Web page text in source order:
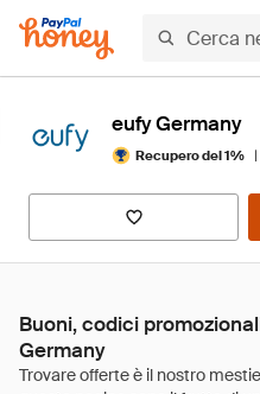
eufy Germany
Recupero del 1% |
Buoni, codici
Germany